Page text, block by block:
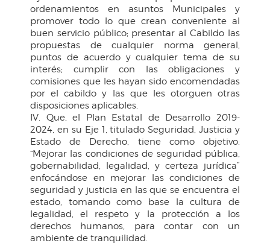
ordenamientos en asuntos Municipales y
promover todo lo que crean conveniente al
buen servicio público; presentar al Cabildo las
propuestas de cualquier norma general,
puntos de acuerdo y cualquier tema de su
interés; cumplir con las obligaciones y
comisiones que les hayan sido encomendadas
por el cabildo y las que les otorguen otras
disposiciones aplicables.
IV. Que, el Plan Estatal de Desarrollo 2019-
2024, en su Eje 1, titulado Seguridad, Justicia y
Estado de Derecho, tiene como objetivo:
“Mejorar las condiciones de seguridad pública,
gobernabilidad, legalidad, y certeza jurídica”
enfocándose en mejorar las condiciones de
seguridad y justicia en las que se encuentra el
estado, tomando como base la cultura de
legalidad, el respeto y la protección a los
derechos humanos, para contar con un
ambiente de tranquilidad.